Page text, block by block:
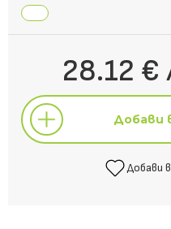
28.12 €
Добави
Добави